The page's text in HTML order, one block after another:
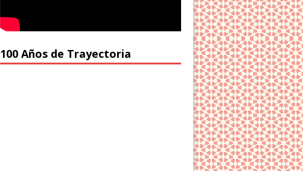
100 Años de Trayectoria